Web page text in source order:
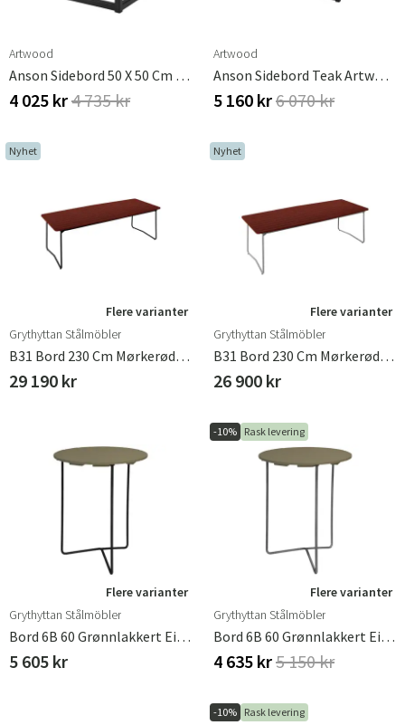
Artwood
Anson Sidebord 50 X 50 Cm Teak Artwood
4 025 kr4 735 kr
Artwood
Anson Sidebord Teak Artwood
5 160 kr6 070 kr
Nyhet
Flere varianter
Grythyttan Stålmöbler
B31 Bord 230 Cm Mørkerød / Svart
29 190 kr
Nyhet
Flere varianter
Grythyttan Stålmöbler
B31 Bord 230 Cm Mørkerød / Varmgalvanisert
26 900 kr
Flere varianter
Grythyttan Stålmöbler
Bord 6B 60 Grønnlakkert Eik / Svart Stativ
5 605 kr
-10% Rask levering
Flere varianter
Grythyttan Stålmöbler
Bord 6B 60 Grønnlakkert Eik / Varmgalvanisert Stativ
4 635 kr5 150 kr
-10% Rask levering